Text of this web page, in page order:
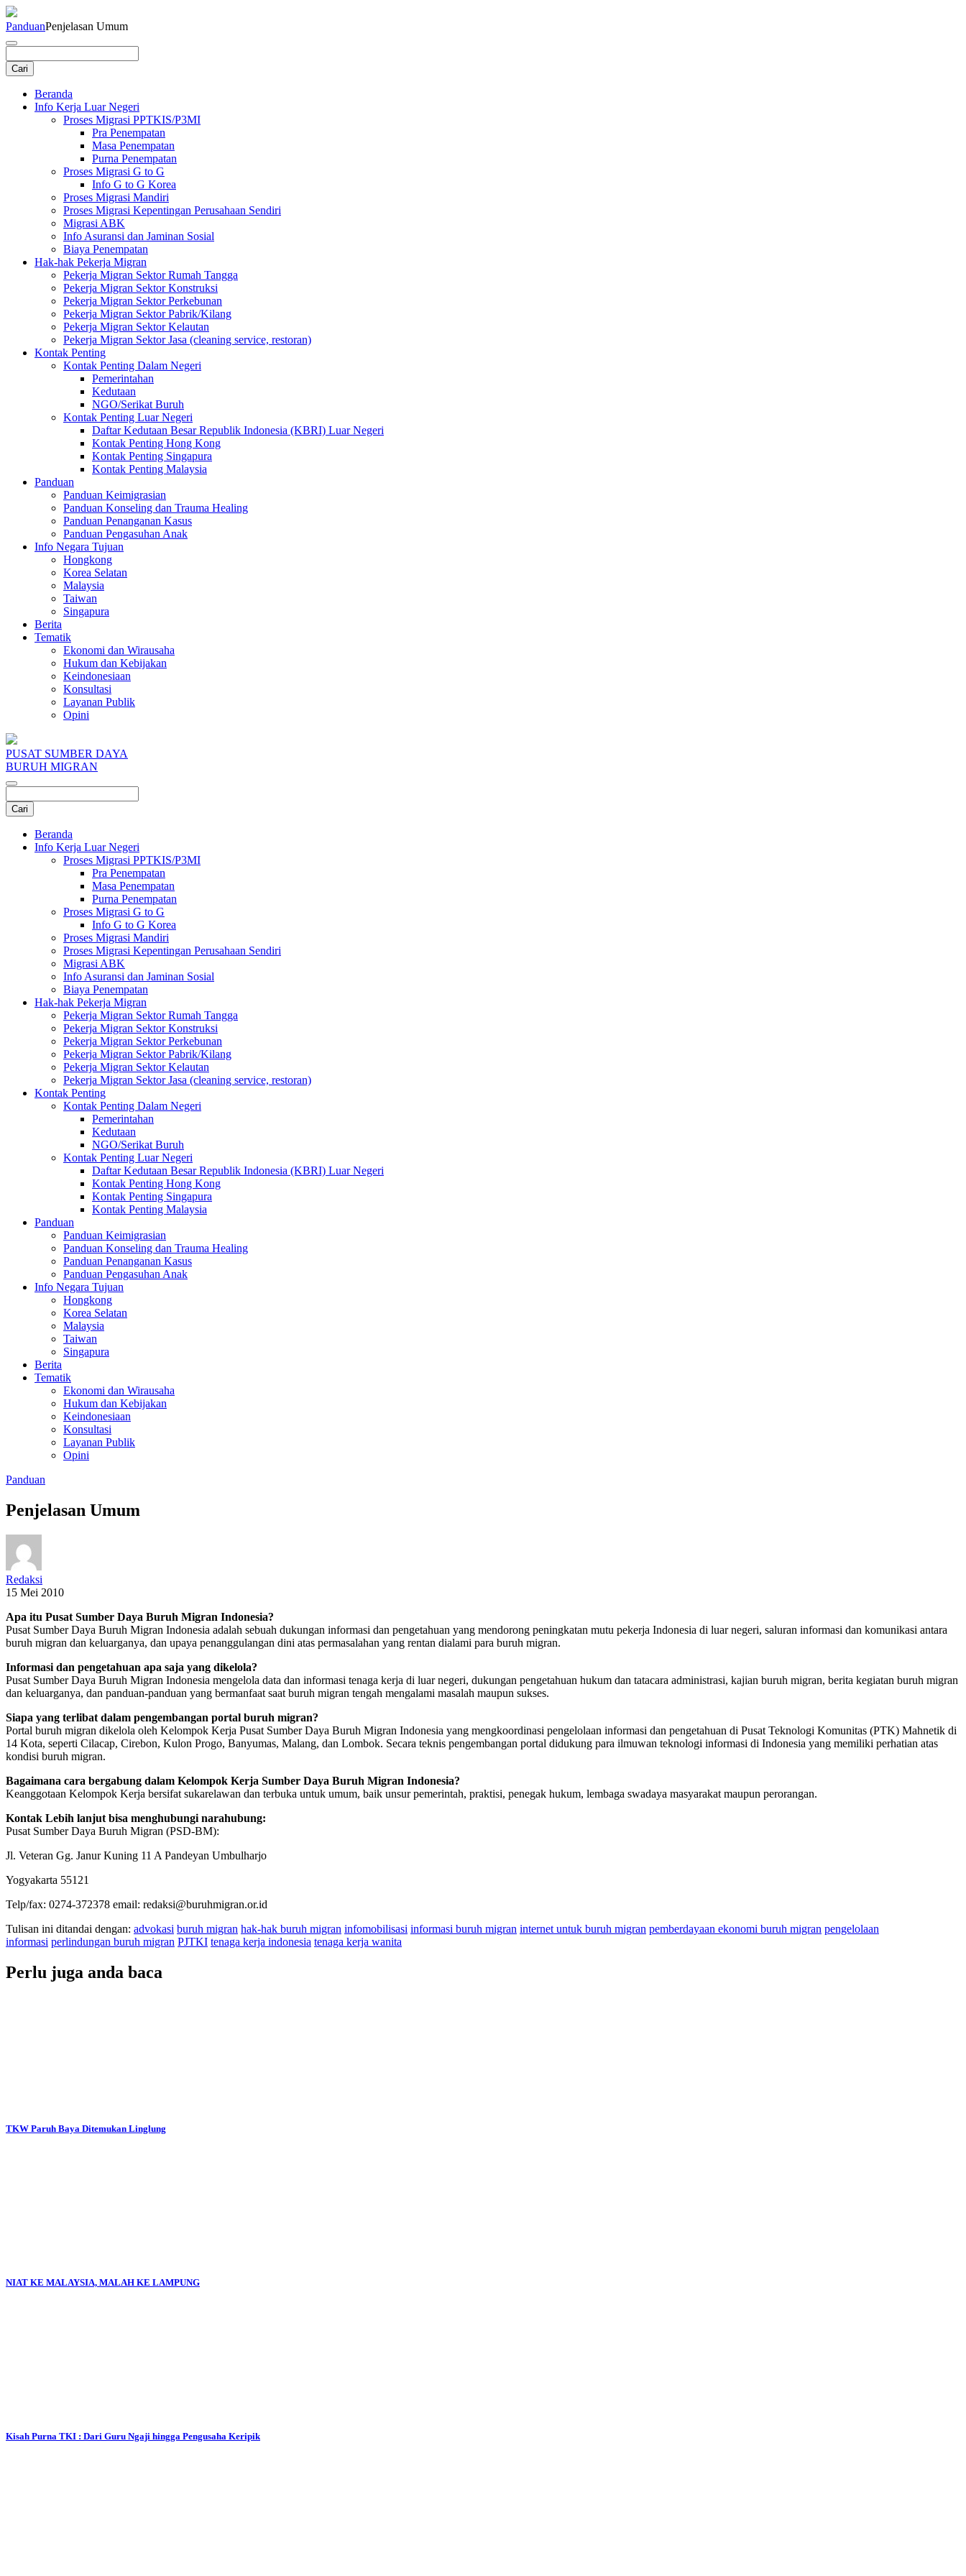
PanduanPenjelasan Umum
Beranda
Info Kerja Luar Negeri
Proses Migrasi PPTKIS/P3MI
Pra Penempatan
Masa Penempatan
Purna Penempatan
Proses Migrasi G to G
Info G to G Korea
Proses Migrasi Mandiri
Proses Migrasi Kepentingan Perusahaan Sendiri
Migrasi ABK
Info Asuransi dan Jaminan Sosial
Biaya Penempatan
Hak-hak Pekerja Migran
Pekerja Migran Sektor Rumah Tangga
Pekerja Migran Sektor Konstruksi
Pekerja Migran Sektor Perkebunan
Pekerja Migran Sektor Pabrik/Kilang
Pekerja Migran Sektor Kelautan
Pekerja Migran Sektor Jasa (cleaning service, restoran)
Kontak Penting
Kontak Penting Dalam Negeri
Pemerintahan
Kedutaan
NGO/Serikat Buruh
Kontak Penting Luar Negeri
Daftar Kedutaan Besar Republik Indonesia (KBRI) Luar Negeri
Kontak Penting Hong Kong
Kontak Penting Singapura
Kontak Penting Malaysia
Panduan
Panduan Keimigrasian
Panduan Konseling dan Trauma Healing
Panduan Penanganan Kasus
Panduan Pengasuhan Anak
Info Negara Tujuan
Hongkong
Korea Selatan
Malaysia
Taiwan
Singapura
Berita
Tematik
Ekonomi dan Wirausaha
Hukum dan Kebijakan
Keindonesiaan
Konsultasi
Layanan Publik
Opini
PUSAT SUMBER DAYA
BURUH MIGRAN
Beranda
Info Kerja Luar Negeri
Proses Migrasi PPTKIS/P3MI
Pra Penempatan
Masa Penempatan
Purna Penempatan
Proses Migrasi G to G
Info G to G Korea
Proses Migrasi Mandiri
Proses Migrasi Kepentingan Perusahaan Sendiri
Migrasi ABK
Info Asuransi dan Jaminan Sosial
Biaya Penempatan
Hak-hak Pekerja Migran
Pekerja Migran Sektor Rumah Tangga
Pekerja Migran Sektor Konstruksi
Pekerja Migran Sektor Perkebunan
Pekerja Migran Sektor Pabrik/Kilang
Pekerja Migran Sektor Kelautan
Pekerja Migran Sektor Jasa (cleaning service, restoran)
Kontak Penting
Kontak Penting Dalam Negeri
Pemerintahan
Kedutaan
NGO/Serikat Buruh
Kontak Penting Luar Negeri
Daftar Kedutaan Besar Republik Indonesia (KBRI) Luar Negeri
Kontak Penting Hong Kong
Kontak Penting Singapura
Kontak Penting Malaysia
Panduan
Panduan Keimigrasian
Panduan Konseling dan Trauma Healing
Panduan Penanganan Kasus
Panduan Pengasuhan Anak
Info Negara Tujuan
Hongkong
Korea Selatan
Malaysia
Taiwan
Singapura
Berita
Tematik
Ekonomi dan Wirausaha
Hukum dan Kebijakan
Keindonesiaan
Konsultasi
Layanan Publik
Opini
Panduan
Penjelasan Umum
Redaksi
15 Mei 2010
Apa itu Pusat Sumber Daya Buruh Migran Indonesia?
Pusat Sumber Daya Buruh Migran Indonesia adalah sebuah dukungan informasi dan pengetahuan yang mendorong peningkatan mutu pekerja Indonesia di luar negeri, saluran informasi dan komunikasi antara
buruh migran dan keluarganya, dan upaya penanggulangan dini atas permasalahan yang rentan dialami para buruh migran.
Informasi dan pengetahuan apa saja yang dikelola?
Pusat Sumber Daya Buruh Migran Indonesia mengelola data dan informasi tenaga kerja di luar negeri, dukungan pengetahuan hukum dan tatacara administrasi, kajian buruh migran, berita kegiatan buruh migran
dan keluarganya, dan panduan-panduan yang bermanfaat saat buruh migran tengah mengalami masalah maupun sukses.
Siapa yang terlibat dalam pengembangan portal buruh migran?
Portal buruh migran dikelola oleh Kelompok Kerja Pusat Sumber Daya Buruh Migran Indonesia yang mengkoordinasi pengelolaan informasi dan pengetahuan di Pusat Teknologi Komunitas (PTK) Mahnetik di
14 Kota, seperti Cilacap, Cirebon, Kulon Progo, Banyumas, Malang, dan Lombok. Secara teknis pengembangan portal didukung para ilmuwan teknologi informasi di Indonesia yang memiliki perhatian atas
kondisi buruh migran.
Bagaimana cara bergabung dalam Kelompok Kerja Sumber Daya Buruh Migran Indonesia?
Keanggotaan Kelompok Kerja bersifat sukarelawan dan terbuka untuk umum, baik unsur pemerintah, praktisi, penegak hukum, lembaga swadaya masyarakat maupun perorangan.
Kontak Lebih lanjut bisa menghubungi narahubung:
Pusat Sumber Daya Buruh Migran (PSD-BM):
Jl. Veteran Gg. Janur Kuning 11 A Pandeyan Umbulharjo
Yogyakarta 55121
Telp/fax: 0274-372378 email: redaksi@buruhmigran.or.id
Tulisan ini ditandai dengan: advokasi buruh migran hak-hak buruh migran infomobilisasi informasi buruh migran internet untuk buruh migran pemberdayaan ekonomi buruh migran pengelolaan
informasi perlindungan buruh migran PJTKI tenaga kerja indonesia tenaga kerja wanita
Perlu juga anda baca
TKW Paruh Baya Ditemukan Linglung
NIAT KE MALAYSIA, MALAH KE LAMPUNG
Kisah Purna TKI : Dari Guru Ngaji hingga Pengusaha Keripik